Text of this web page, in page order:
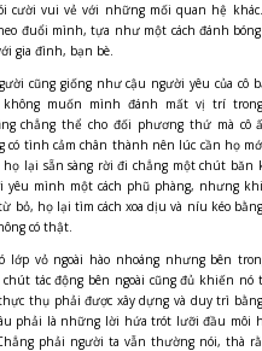
cười vui vẻ với những mối quan hệ
đuổi mình, tựa như một cách đánh
gia đình, bạn bè.
cũng giống như cậu người yêu của cô
muốn mình đánh mất vị trí
chẳng thể cho đối phương thứ mà cô
có tình cảm chân thành nên lúc cần họ
lại sẵn sàng rời đi chẳng một chút băn
yêu mình một cách phũ phàng, nhưng
bỏ, họ lại tìm cách xoa dịu và níu kéo
có thật.
lớp vỏ ngoài hào nhoáng nhưng bên
tác động bên ngoài cũng đủ khiến nó
thụ phải được xây dựng và duy trì
phải là những lời hứa trót lưỡi đầu môi
phải người ta vẫn thường nói, thà